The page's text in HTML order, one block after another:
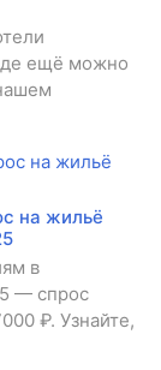
ещё можно
на жильё
в
— спрос
₽. Узнайте,